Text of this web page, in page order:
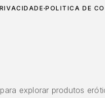
POLÍTICA DE
explorar produtos